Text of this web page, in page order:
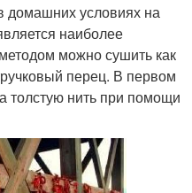
домашних условиях на
наиболее
можно сушить как
перец. В первом
толстую нить при помощи